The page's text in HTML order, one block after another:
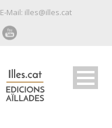
E-Mail: illes@illes.cat